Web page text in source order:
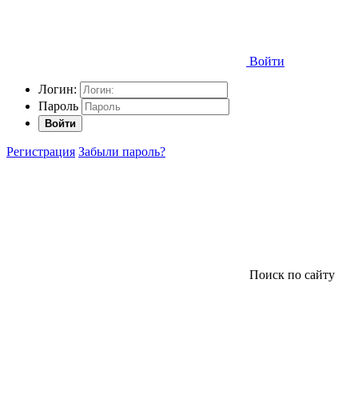
Войти
Логин:
Пароль
Войти
Регистрация Забыли пароль?
Поиск по сайту